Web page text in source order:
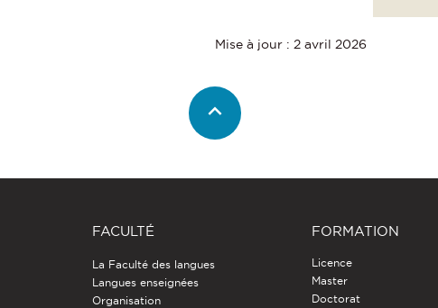
Mise à jour : 2 avril 2026
FACULTÉ
La Faculté des langues
Langues enseignées
Organisation
FORMATION
Licence
Master
Doctorat